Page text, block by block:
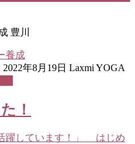
豊川
2022年8月19日 Laxmi YOGA
！
躍しています！」 はじめ